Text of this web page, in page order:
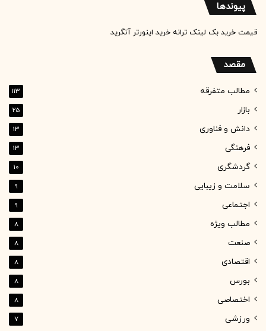
پیوندها
قیمت خرید بک لینک ترانه خرید اینورتر آنگرید
مقصد
مطالب متفرقه 113
بازار 25
دانش و فناوری 13
فرهنگی 13
گردشگری 10
سلامت و زیبایی 9
اجتماعی 9
مطالب ویژه 8
صنعت 8
اقتصادی 8
بورس 8
اختصاصی 8
ورزشی 7